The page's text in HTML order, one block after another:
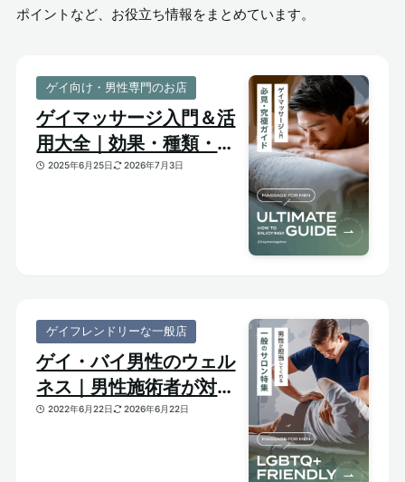
ポイントなど、お役立ち情報をまとめています。
ゲイ向け・男性専門のお店
ゲイマッサージ入門＆活
用大全｜効果・種類・選
び方がわかる体験ガイド
2025年6月25日 2026年7月3日
ゲイフレンドリーな一般店
ゲイ・バイ男性のウェル
ネス｜男性施術者が対応
してくれるゲイフレンド
2022年6月22日 2026年6月22日